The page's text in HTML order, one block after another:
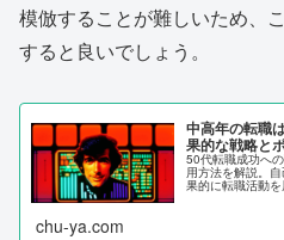
模倣することが難しいため、
すると良いでしょう。
中高年の転職
果的な戦略と
50代転職成功へ
用方法を解説。
果的に転職活動を
chu-ya.com